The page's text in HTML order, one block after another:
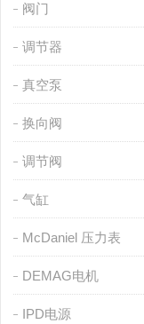
阀门
调节器
真空泵
换向阀
调节阀
气缸
McDaniel 压力表
DEMAG电机
IPD电源